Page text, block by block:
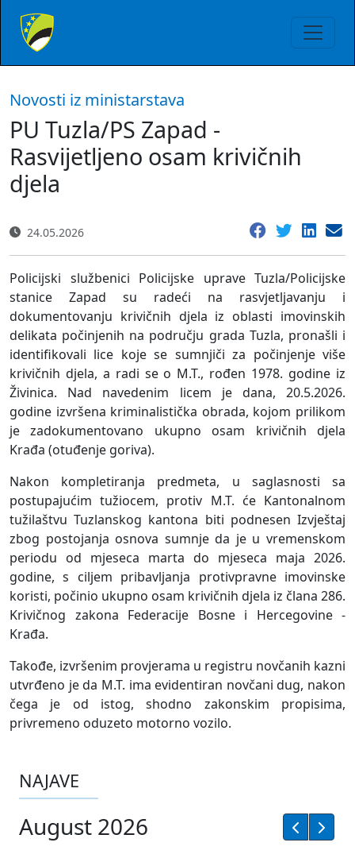
Novosti iz ministarstava
PU Tuzla/PS Zapad -
Rasvijetljeno osam krivičnih
djela
24.05.2026
Policijski službenici Policijske uprave Tuzla/Policijske
stanice Zapad su radeći na rasvjetljavanju i
dokumentovanju krivičnih djela iz oblasti imovinskih
delikata počinjenih na području grada Tuzla, pronašli i
identifikovali lice koje se sumnjiči za počinjenje više
krivičnih djela, a radi se o M.T., rođen 1978. godine iz
Živinica. Nad navedenim licem je dana, 20.5.2026.
godine izvršena kriminalistička obrada, kojom prilikom
je zadokumentovano ukupno osam krivičnih djela
Krađa (otuđenje goriva).
Nakon kompletiranja predmeta, u saglasnosti sa
postupajućim tužiocem, protiv M.T. će Kantonalnom
tužilaštvu Tuzlanskog kantona biti podnesen Izvještaj
zbog postojanja osnova sumnje da je u vremenskom
periodu od mjeseca marta do mjeseca maja 2026.
godine, s ciljem pribavljanja protivpravne imovinske
koristi, počinio ukupno osam krivičnih djela iz člana 286.
Krivičnog zakona Federacije Bosne i Hercegovine -
Krađa.
Takođe, izvršenim provjerama u registru novčanih kazni
utvrđeno je da M.T. ima evidentiran novčani dug, nakon
čega je od istog, shodno zakonskim propisima,
privremeno oduzeto motorno vozilo.
NAJAVE
August 2026